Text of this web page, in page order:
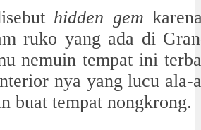
hidden gem
ruko yang ada di
nemuin tempat ini
nya yang lucu ala-
buat tempat nongkrong.